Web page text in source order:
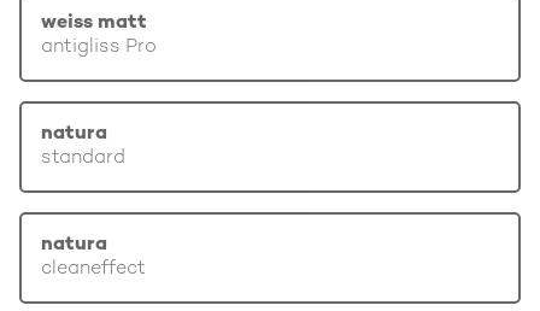
weiss matt
antigliss Pro
natura
standard
natura
cleaneffect